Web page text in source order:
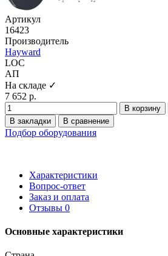
Артикул
16423
Производитель
Hayward
LOC
АП
На складе ✓
7 652 р.
В корзину
В закладки
В сравнение
Подбор оборудования
Характеристики
Вопрос-ответ
Заказ и оплата
Отзывы 0
Основные характеристики